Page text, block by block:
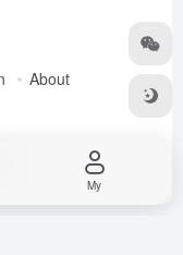
About
My